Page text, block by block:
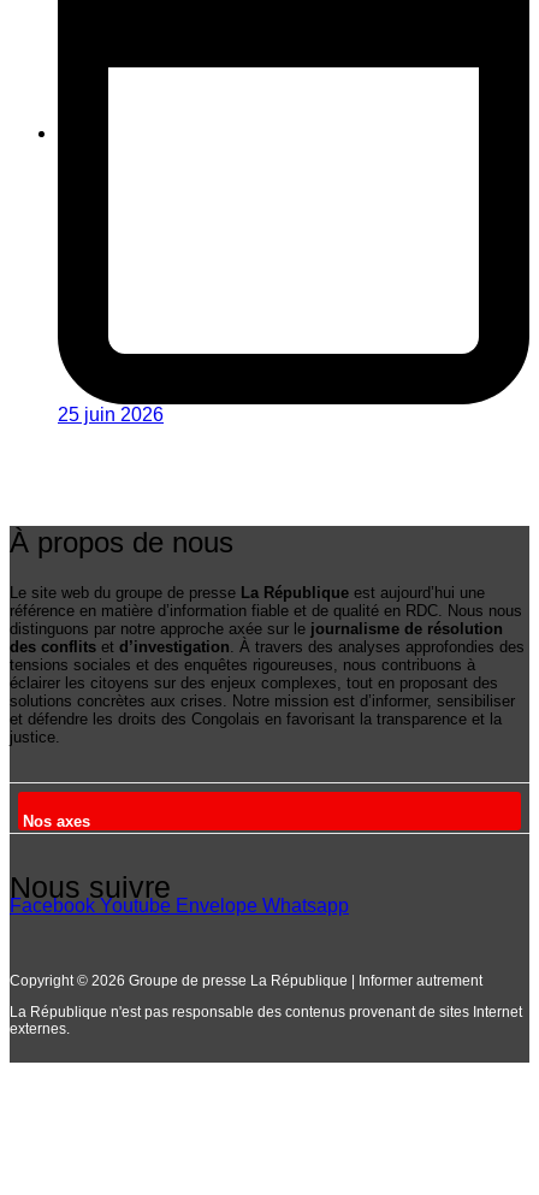
25 juin 2026
À propos de nous
Le site web du groupe de presse La République est aujourd’hui une
référence en matière d’information fiable et de qualité en RDC. Nous nous
distinguons par notre approche axée sur le journalisme de résolution
des conflits et d’investigation . À travers des analyses approfondies des
tensions sociales et des enquêtes rigoureuses, nous contribuons à
éclairer les citoyens sur des enjeux complexes, tout en proposant des
solutions concrètes aux crises. Notre mission est d’informer, sensibiliser
et défendre les droits des Congolais en favorisant la transparence et la
justice.
Nos axes
Nous suivre
Facebook Youtube Envelope Whatsapp
Copyright © 2026 Groupe de presse La République | Informer autrement
La République n'est pas responsable des contenus provenant de sites Internet
externes.